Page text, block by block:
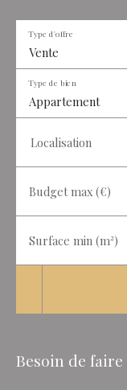
Vente
Type d'offre
Appartement
Type de bien
Localisation
Budget max (€)
Surface min (m²)
Besoin de